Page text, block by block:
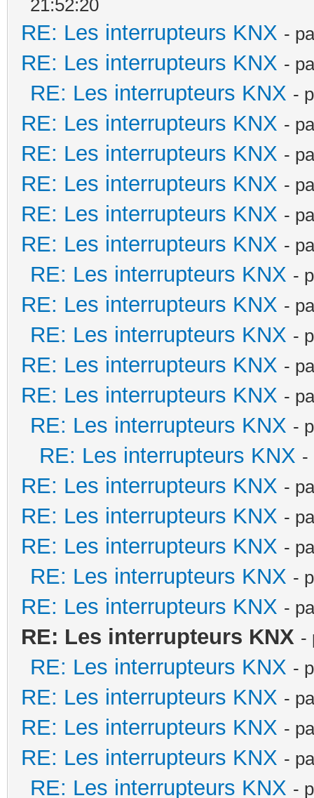
21:52:20
RE: Les interrupteurs KNX -
RE: Les interrupteurs KNX -
RE: Les interrupteurs KNX -
RE: Les interrupteurs KNX -
RE: Les interrupteurs KNX -
RE: Les interrupteurs KNX -
RE: Les interrupteurs KNX -
RE: Les interrupteurs KNX -
RE: Les interrupteurs KNX -
RE: Les interrupteurs KNX -
RE: Les interrupteurs KNX -
RE: Les interrupteurs KNX -
RE: Les interrupteurs KNX -
RE: Les interrupteurs KNX -
RE: Les interrupteurs KNX -
RE: Les interrupteurs KNX -
RE: Les interrupteurs KNX -
RE: Les interrupteurs KNX -
RE: Les interrupteurs KNX -
RE: Les interrupteurs KNX -
RE: Les interrupteurs KNX -
RE: Les interrupteurs KNX -
RE: Les interrupteurs KNX -
RE: Les interrupteurs KNX -
RE: Les interrupteurs KNX -
RE: Les interrupteurs KNX -